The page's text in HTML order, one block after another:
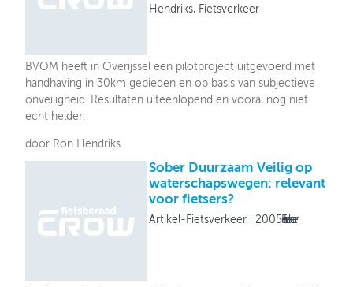
Hendriks, Fietsverkeer
BVOM heeft in Overijssel een pilotproject uitgevoerd met
handhaving in 30km gebieden en op basis van subjectieve
onveiligheid. Resultaten uiteenlopend en vooral nog niet
echt helder.
door Ron Hendriks
Sober Duurzaam Veilig op
waterschapswegen: relevant
voor fietsers?
Artikel-Fietsverkeer 2005Fietsverkeer